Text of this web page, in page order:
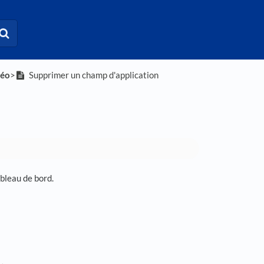
​>​ Supprimer un champ d'application
de bord.